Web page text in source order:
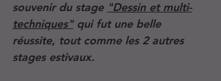
souvenir du stage "Dessin et multi-
techniques" qui fut une belle
réussite, tout comme les 2 autres
stages estivaux.